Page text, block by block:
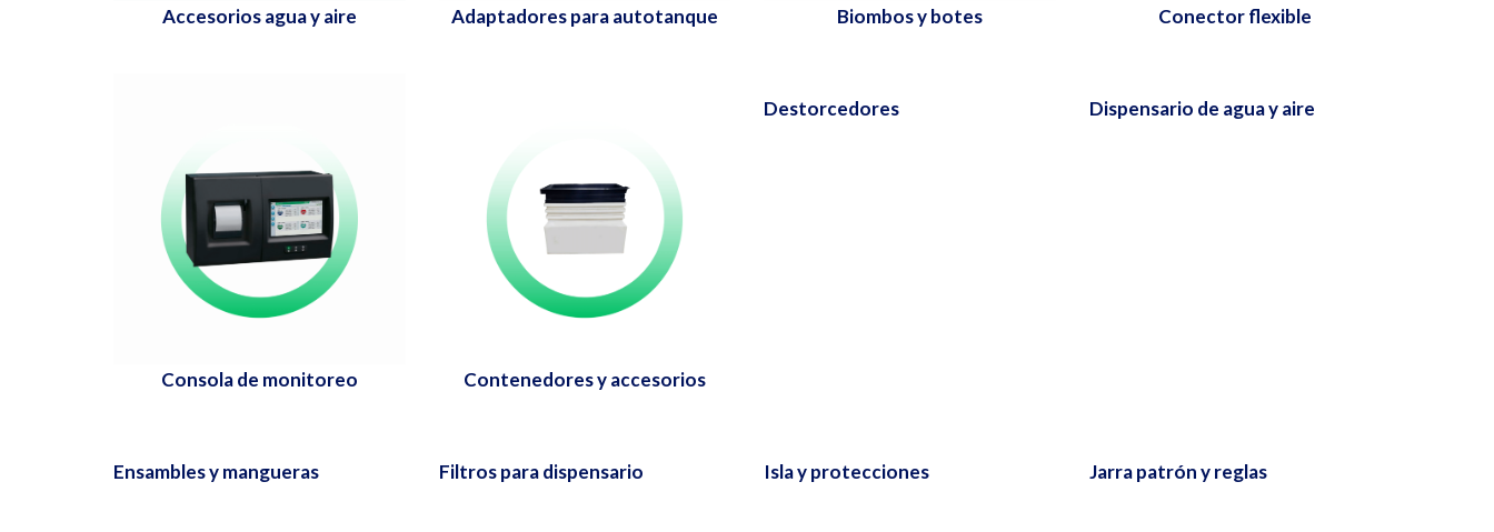
Accesorios agua y aire Adaptadores para autotanque Biombos y botes Conector flexible
Consola de monitoreo Contenedores y accesorios
Destorcedores Dispensario de agua y aire
Ensambles y mangueras Filtros para dispensario Isla y protecciones Jarra patrón y reglas